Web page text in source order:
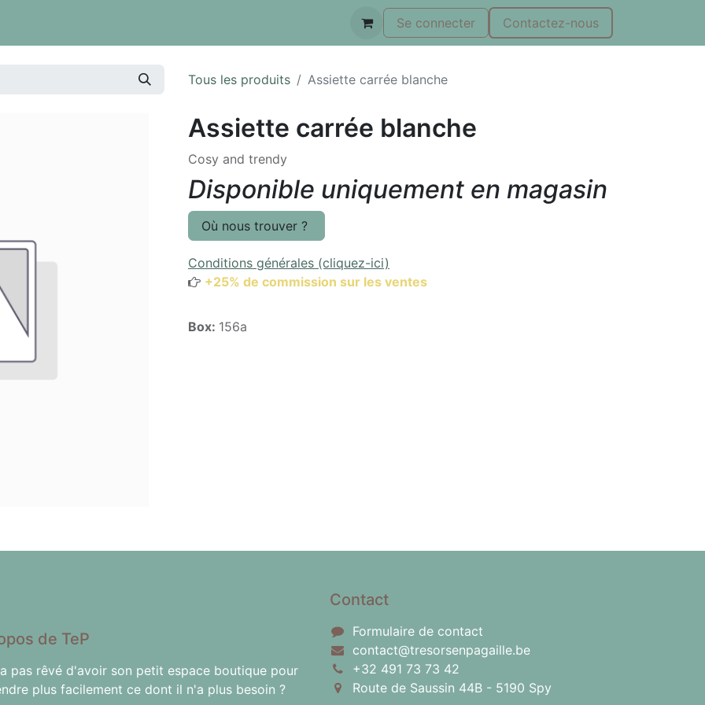
Se connecter Contactez-nous
Tous les produits Assiette carrée blanche
Assiette carrée blanche
Cosy and trendy
Disponible uniquement en magasin
Où nous trouver ?
Conditions générales (cliquez-ici)
+25% de commission sur les ventes
Box: 156a
de TeP
pas rêvé d'avoir son petit espace boutique pour
plus facilement ce dont il n'a plus besoin ?
Contact
Formulaire de contact
contact@tresorsenpagaille.be
+32 491 73 73 42
Route de Saussin 44B - 5190 Spy